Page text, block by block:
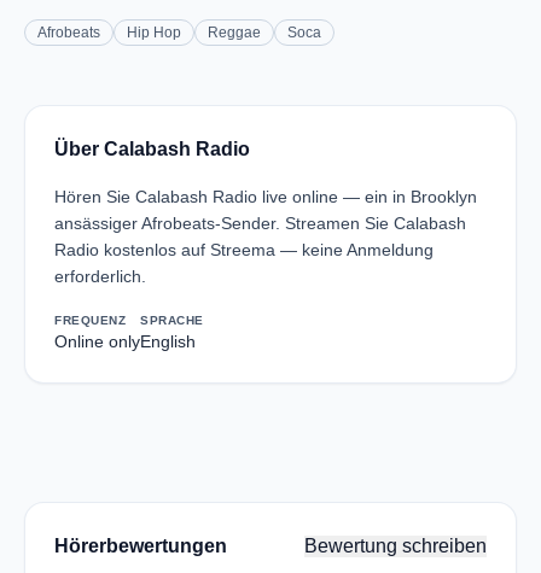
Afrobeats Hip Hop Reggae Soca
Über Calabash Radio
Hören Sie Calabash Radio live online — ein in Brooklyn
ansässiger Afrobeats-Sender. Streamen Sie Calabash
Radio kostenlos auf Streema — keine Anmeldung
erforderlich.
FREQUENZ
Online only
SPRACHE
English
Hörerbewertungen Bewertung schreiben